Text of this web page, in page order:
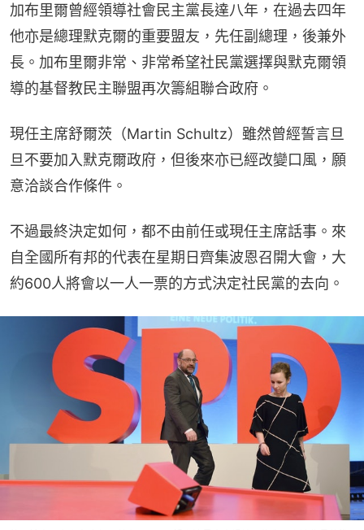
加布里爾曾經領導社會民主黨長達八年，在過去四年
他亦是總理默克爾的重要盟友，先任副總理，後兼外
長。加布里爾非常、非常希望社民黨選擇與默克爾領
導的基督教民主聯盟再次籌組聯合政府。
現任主席舒爾茨（Martin Schultz）雖然曾經誓言旦
旦不要加入默克爾政府，但後來亦已經改變口風，願
意洽談合作條件。
不過最終決定如何，都不由前任或現任主席話事。來
自全國所有邦的代表在星期日齊集波恩召開大會，大
約600人將會以一人一票的方式決定社民黨的去向。